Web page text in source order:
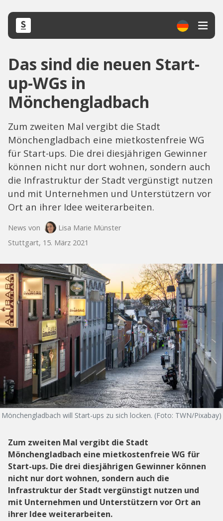
Das sind die neuen Start-
up-WGs in
Mönchengladbach
Zum zweiten Mal vergibt die Stadt
Mönchengladbach eine mietkostenfreie WG
für Start-ups. Die drei diesjährigen Gewinner
können nicht nur dort wohnen, sondern auch
die Infrastruktur der Stadt vergünstigt nutzen
und mit Unternehmen und Unterstützern vor
Ort an ihrer Idee weiterarbeiten.
News von
Lisa Marie Münster
Stuttgart, 15. März 2021
Mönchengladbach will Start-ups zu sich locken. (Foto: TWN/Pixabay)
Zum zweiten Mal vergibt die Stadt
Mönchengladbach eine mietkostenfreie WG für
Start-ups. Die drei diesjährigen Gewinner können
nicht nur dort wohnen, sondern auch die
Infrastruktur der Stadt vergünstigt nutzen und
mit Unternehmen und Unterstützern vor Ort an
ihrer Idee weiterarbeiten.